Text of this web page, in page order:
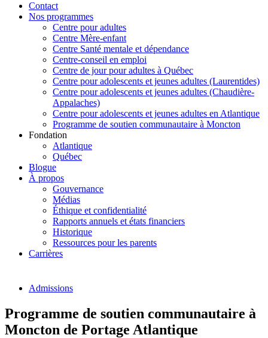
Contact
Nos programmes
Centre pour adultes
Centre Mère-enfant
Centre Santé mentale et dépendance
Centre-conseil en emploi
Centre de jour pour adultes à Québec
Centre pour adolescents et jeunes adultes (Laurentides)
Centre pour adolescents et jeunes adultes (Chaudière-
Appalaches)
Centre pour adolescents et jeunes adultes en Atlantique
Programme de soutien communautaire à Moncton
Fondation
Atlantique
Québec
Blogue
À propos
Gouvernance
Médias
Éthique et confidentialité
Rapports annuels et états financiers
Historique
Ressources pour les parents
Carrières
Admissions
Programme de soutien communautaire à
Moncton de Portage Atlantique